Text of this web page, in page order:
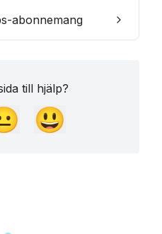
abonnemang
till hjälp?
😃